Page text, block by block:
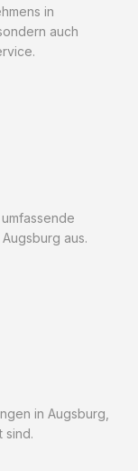
in
auch
aus.
in Augsburg,
sind.